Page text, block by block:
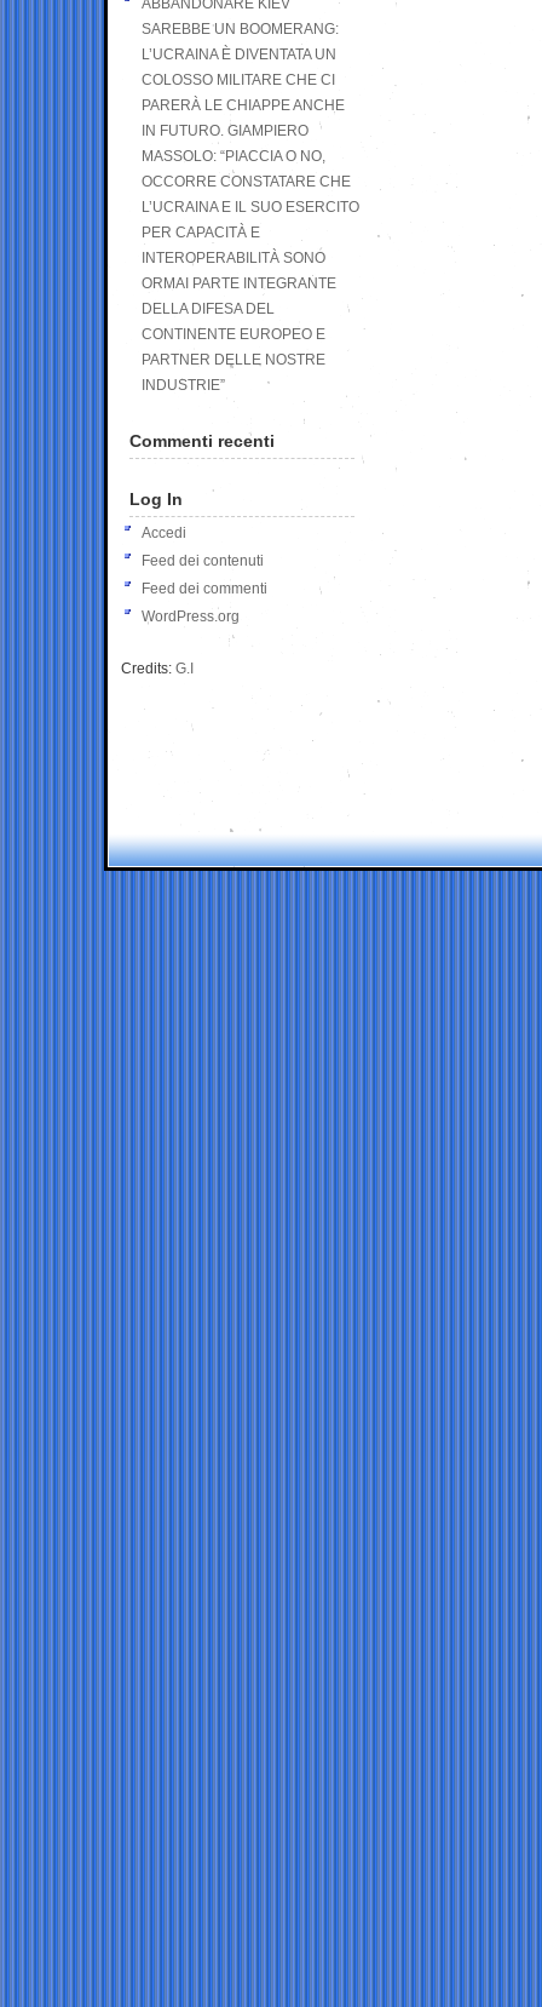
ABBANDONARE KIEV
SAREBBE UN BOOMERANG:
L’UCRAINA È DIVENTATA UN
COLOSSO MILITARE CHE CI
PARERÀ LE CHIAPPE ANCHE
IN FUTURO. GIAMPIERO
MASSOLO: “PIACCIA O NO,
OCCORRE CONSTATARE CHE
L’UCRAINA E IL SUO ESERCITO
PER CAPACITÀ E
INTEROPERABILITÀ SONO
ORMAI PARTE INTEGRANTE
DELLA DIFESA DEL
CONTINENTE EUROPEO E
PARTNER DELLE NOSTRE
INDUSTRIE”
Commenti recenti
Log In
Accedi
Feed dei contenuti
Feed dei commenti
WordPress.org
Credits: G.I